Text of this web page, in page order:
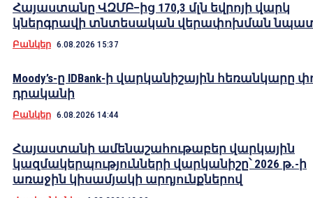
Հայաստանը ՎԶՄԲ–ից 170,3 մլն եվրոյի վարկ
կներգրավի տնտեսական վերափոխման
Բանկեր 6.08.2026 15:37
Moody’s-ը IDBank-ի վարկանիշային հեռանկարը
դրականի
Բանկեր 6.08.2026 14:44
Հայաստանի ամենաշահութաբեր վարկային
կազմակերպությունների վարկանիշը՝ 2026 թ.-ի
առաջին կիսամյակի արդյունքներով